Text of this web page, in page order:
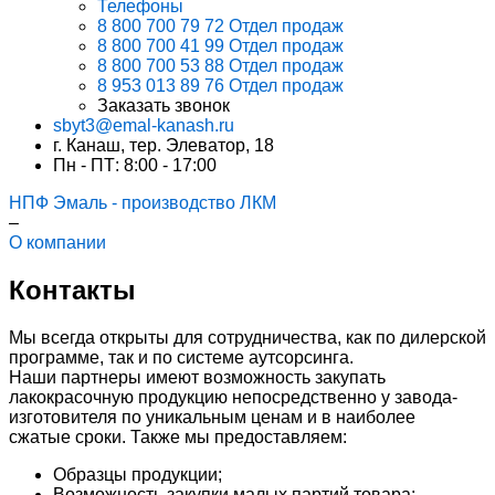
Телефоны
8 800 700 79 72 Отдел продаж
8 800 700 41 99 Отдел продаж
8 800 700 53 88 Отдел продаж
8 953 013 89 76 Отдел продаж
Заказать звонок
sbyt3@emal-kanash.ru
г. Канаш, тер. Элеватор, 18
Пн - ПТ: 8:00 - 17:00
НПФ Эмаль - производство ЛКМ
–
О компании
Контакты
Мы всегда открыты для сотрудничества, как по дилерской
программе, так и по системе аутсорсинга.
Наши партнеры имеют возможность закупать
лакокрасочную продукцию непосредственно у завода-
изготовителя по уникальным ценам и в наиболее
сжатые сроки. Также мы предоставляем:
Образцы продукции;